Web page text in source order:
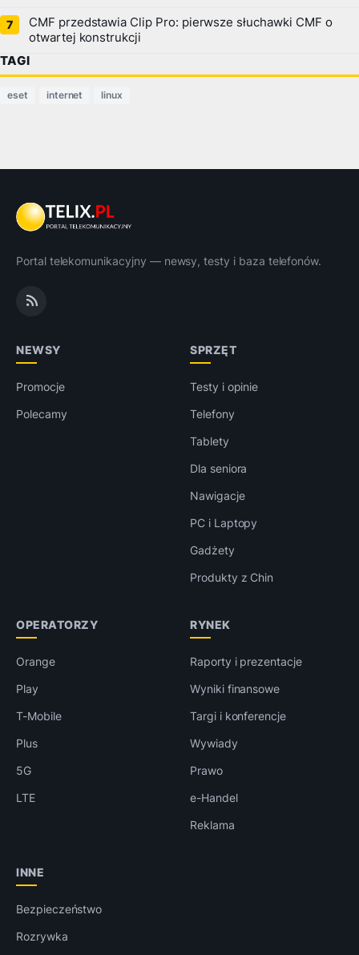
CMF przedstawia Clip Pro: pierwsze słuchawki CMF o
otwartej konstrukcji
TAGI
eset internet linux
Portal telekomunikacyjny — newsy, testy i baza telefonów.
NEWSY
Promocje
Polecamy
SPRZĘT
Testy i opinie
Telefony
Tablety
Dla seniora
Nawigacje
PC i Laptopy
Gadżety
Produkty z Chin
OPERATORZY
Orange
Play
T-Mobile
Plus
5G
LTE
RYNEK
Raporty i prezentacje
Wyniki finansowe
Targi i konferencje
Wywiady
Prawo
e-Handel
Reklama
INNE
Bezpieczeństwo
Rozrywka